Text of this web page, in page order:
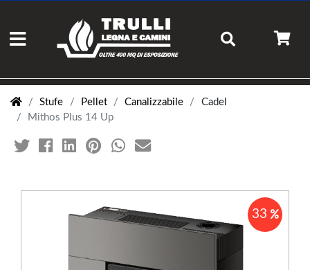
Stufe Pellet Canalizzabile
Cadel
Mithos Plus 14 Up
33